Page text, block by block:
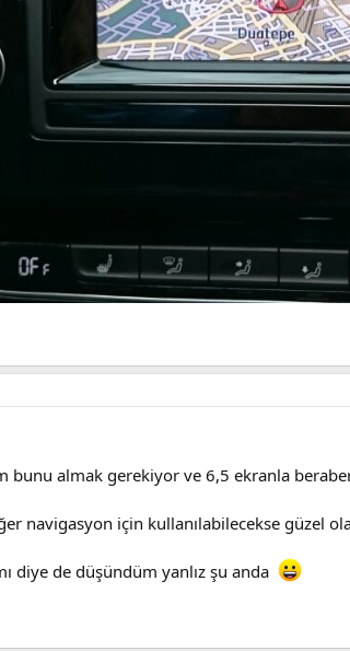
bunu almak gerekiyor ve 6,5 ekranla
navigasyon için kullanılabilecekse güzel
diye de düşündüm yanlız şu anda